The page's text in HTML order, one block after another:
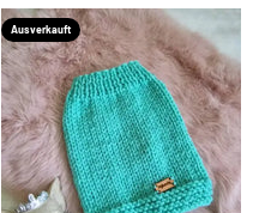
Ausverkauft